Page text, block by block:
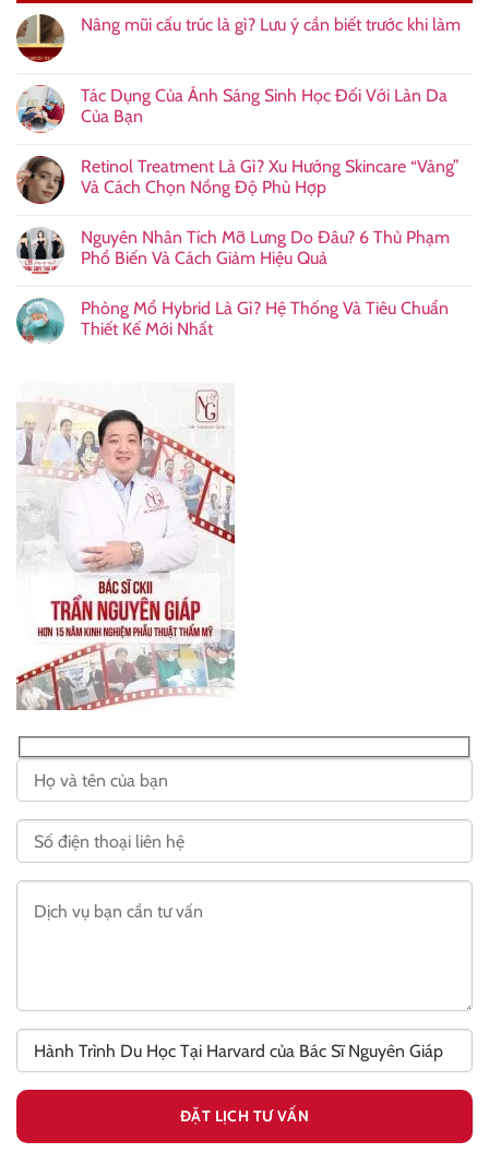
Nâng mũi cấu trúc là gì? Lưu ý cần biết trước khi làm
Tác Dụng Của Ánh Sáng Sinh Học Đối Với Làn Da
Của Bạn
Retinol Treatment Là Gì? Xu Hướng Skincare “Vàng”
Và Cách Chọn Nồng Độ Phù Hợp
Nguyên Nhân Tích Mỡ Lưng Do Đâu? 6 Thủ Phạm
Phổ Biến Và Cách Giảm Hiệu Quả
Phòng Mổ Hybrid Là Gì? Hệ Thống Và Tiêu Chuẩn
Thiết Kế Mới Nhất